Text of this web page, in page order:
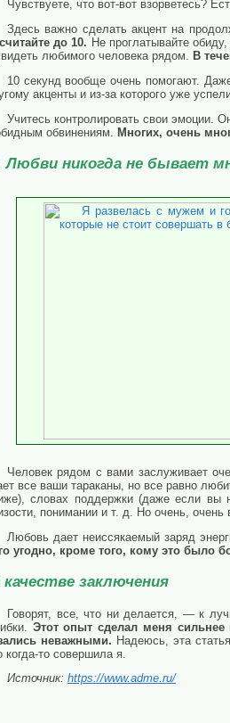
Чувствуете, что вот-вот взорветесь?
Здесь важно сделать акцент на
до 10. Не проглатывайте
любимого человека рядом. В
10 секунд вообще очень помогают.
акценты и из-за которого уже
Учитесь контролировать свои эмоции.
обвинениям.
Многих, очень
Любви никогда не бывает
Человек рядом с вами заслуживает
все ваши тараканы, но все равно
словах поддержки (даже если вы
понимании и т. д. Но очень,
Любовь дает неиссякаемый заряд
угодно, кроме того, кому это было
заключения
Говорят, все, что ни делается, — к
Этот опыт сделал меня
неважными. Надеюсь, эта
когда-то совершила я.
Источник: https://www.adme.ru/